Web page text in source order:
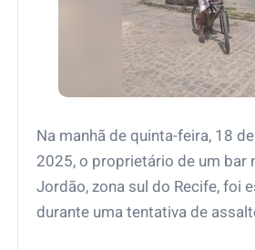
Na manhã de quinta-feira, 18
2025, o proprietário de um bar
Jordão, zona sul do Recife, foi
durante uma tentativa de